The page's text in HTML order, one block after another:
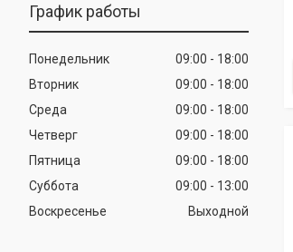
График работы
Понедельник 09:00
18:00
Вторник
09:00
18:00
Среда
09:00
18:00
Четверг
09:00
18:00
Пятница
09:00
18:00
Суббота
09:00
13:00
Воскресенье
Выходной